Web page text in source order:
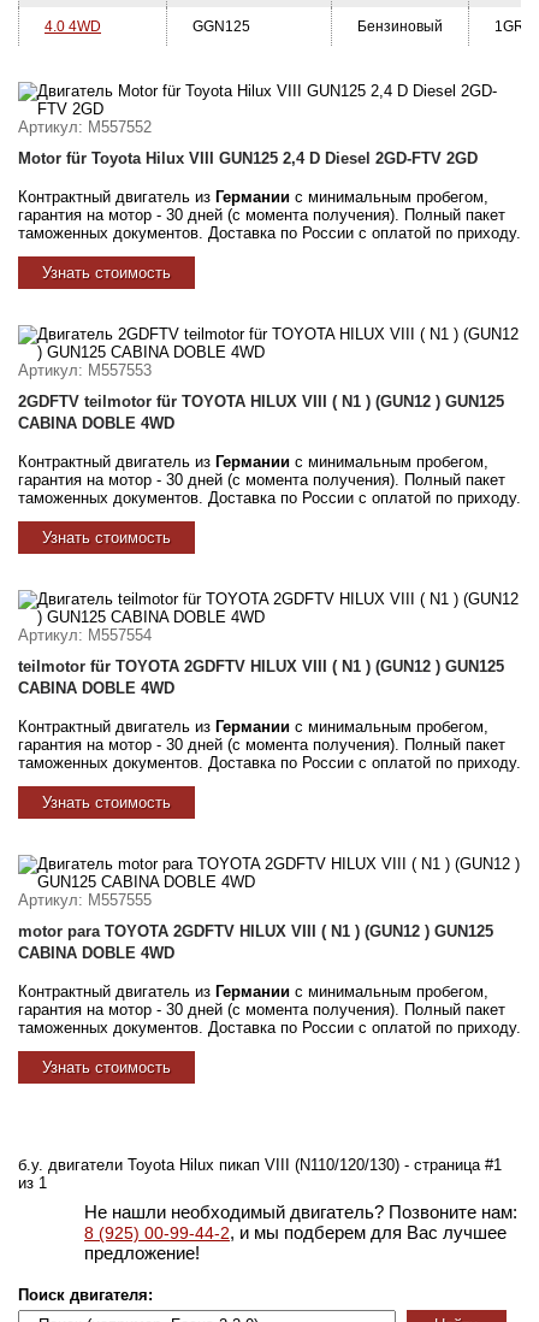
4.0 4WD GGN125 Бензиновый 1GR-
Артикул: M557552
Motor für Toyota Hilux VIII GUN125 2,4 D Diesel 2GD-FTV 2GD
Контрактный двигатель из Германии с минимальным пробегом,
гарантия на мотор - 30 дней (с момента получения). Полный пакет
таможенных документов. Доставка по России с оплатой по приходу.
Узнать стоимость
Артикул: M557553
2GDFTV teilmotor für TOYOTA HILUX VIII ( N1 ) (GUN12 ) GUN125
CABINA DOBLE 4WD
Контрактный двигатель из Германии с минимальным пробегом,
гарантия на мотор - 30 дней (с момента получения). Полный пакет
таможенных документов. Доставка по России с оплатой по приходу.
Узнать стоимость
Артикул: M557554
teilmotor für TOYOTA 2GDFTV HILUX VIII ( N1 ) (GUN12 ) GUN125
CABINA DOBLE 4WD
Контрактный двигатель из Германии с минимальным пробегом,
гарантия на мотор - 30 дней (с момента получения). Полный пакет
таможенных документов. Доставка по России с оплатой по приходу.
Узнать стоимость
Артикул: M557555
motor para TOYOTA 2GDFTV HILUX VIII ( N1 ) (GUN12 ) GUN125
CABINA DOBLE 4WD
Контрактный двигатель из Германии с минимальным пробегом,
гарантия на мотор - 30 дней (с момента получения). Полный пакет
таможенных документов. Доставка по России с оплатой по приходу.
Узнать стоимость
б.у. двигатели Toyota Hilux пикап VIII (N110/120/130) - страница #1
из 1
Не нашли необходимый двигатель? Позвоните нам:
8 (925) 00-99-44-2, и мы подберем для Вас лучшее
предложение!
Поиск двигателя: